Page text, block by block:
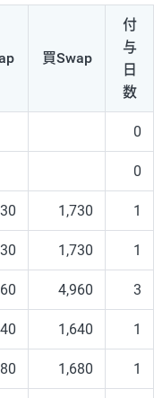
買Swap
付
与
日
数
0
0
1,730 1
1,730 1
4,960 3
1,640 1
1,680 1